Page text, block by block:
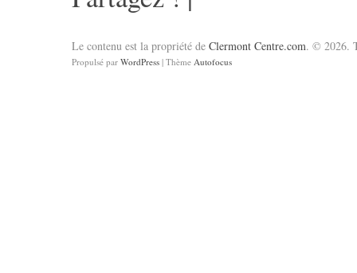
Le contenu est la propriété de Clermont Centre.com. © 2026.
Propulsé par WordPress | Thème Autofocus